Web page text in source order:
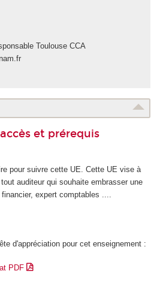
Toulouse CCA
et prérequis
pour suivre cette UE. Cette UE vise à
auditeur qui souhaite embrasser une
expert comptables ....
d'appréciation pour cet enseignement :
PDF